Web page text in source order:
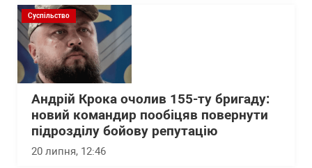
Суспільство
Андрій Крока очолив 155-ту бригаду:
новий командир пообіцяв повернути
підрозділу бойову репутацію
20 липня, 12:46